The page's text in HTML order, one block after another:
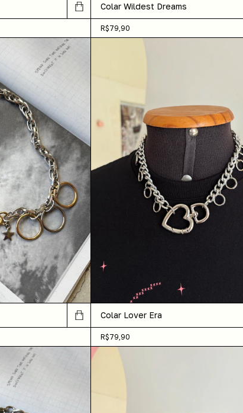
Colar Wildest Dreams
R$79,90
Colar Lover Era
R$79,90